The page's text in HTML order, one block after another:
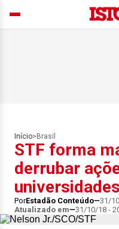
Início> Brasil
STF forma
derrubar
universidades
PorEstadão Conteúdo 31/
Atualizado em
31/10/18 -